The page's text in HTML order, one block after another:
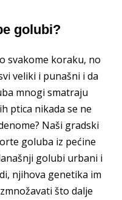
golubi?
svakome koraku, no
veliki i punašni i da
mnogi smatraju
ptica nikada se ne
Naši gradski
goluba iz pećine
golubi urbani i
njihova genetika im
što dalje